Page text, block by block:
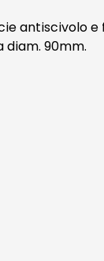
antiscivolo
diam. 90mm.